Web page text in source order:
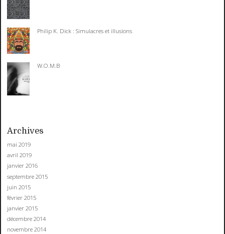
Philip K. Dick : Simulacres et illusions
W.O.M.B
Archives
mai 2019
avril 2019
janvier 2016
septembre 2015
juin 2015
février 2015
janvier 2015
décembre 2014
novembre 2014